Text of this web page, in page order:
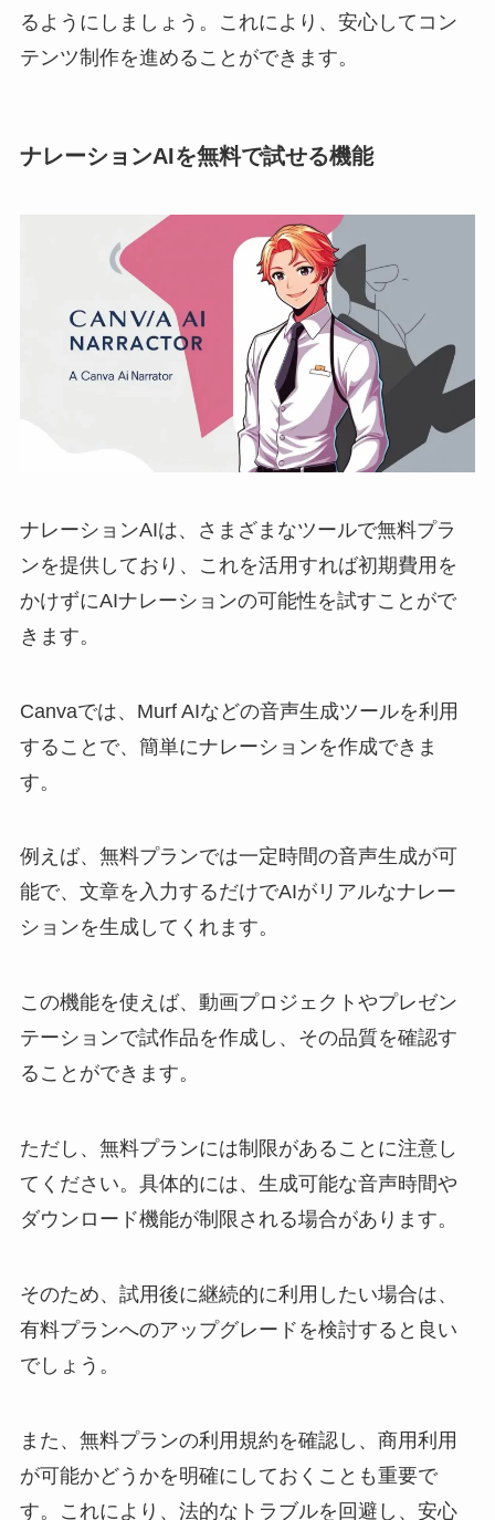
るようにしましょう。これにより、安心してコン
テンツ制作を進めることができます。
ナレーションAIを無料で試せる機能
ナレーションAIは、さまざまなツールで無料プラ
ンを提供しており、これを活用すれば初期費用を
かけずにAIナレーションの可能性を試すことがで
きます。
Canvaでは、Murf AIなどの音声生成ツールを利用
することで、簡単にナレーションを作成できま
す。
例えば、無料プランでは一定時間の音声生成が可
能で、文章を入力するだけでAIがリアルなナレー
ションを生成してくれます。
この機能を使えば、動画プロジェクトやプレゼン
テーションで試作品を作成し、その品質を確認す
ることができます。
ただし、無料プランには制限があることに注意し
てください。具体的には、生成可能な音声時間や
ダウンロード機能が制限される場合があります。
そのため、試用後に継続的に利用したい場合は、
有料プランへのアップグレードを検討すると良い
でしょう。
また、無料プランの利用規約を確認し、商用利用
が可能かどうかを明確にしておくことも重要で
す。これにより、法的なトラブルを回避し、安心